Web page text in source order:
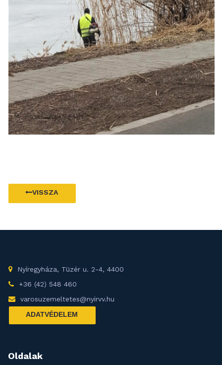
VISSZA
Nyíregyháza, Tüzér u. 2-4, 4400
+36 (42) 548 460
varosuzemeltetes@nyirvv.hu
ADATVÉDELEM
Oldalak